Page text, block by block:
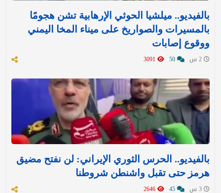
بالفيديو.. ميلشيا الحوثي الإرهابية تشن هجومًا
بالمسيرات والصواريخ على ميناء المخا اليمني
ووقوع إصابات
بالفيديو.. الحرس الثوري الإيراني: لن نفتح مضيق
هرمز حتى تقبل واشنطن شروطنا